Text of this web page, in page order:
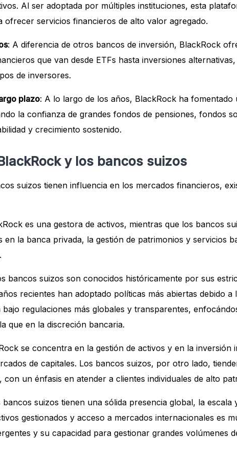
Al ser adoptada por múltiples instituciones, esta
ofrecer servicios financieros de alto valor agregado.
: A diferencia de otros bancos de inversión, BlackRock
que van desde ETFs hasta inversiones
de inversores.
plazo: A lo largo de los años, BlackRock ha fomentado
la confianza de grandes fondos de pensiones, fondos
y crecimiento sostenido.
y los bancos suizos
suizos tienen influencia en los mercados financieros,
es una gestora de activos, mientras que los bancos
en la banca privada, la gestión de patrimonios y servicios
bancos suizos son conocidos históricamente por sus
recientes han adoptado políticas más abiertas debido a
regulaciones más globales y transparentes,
que en la discreción bancaria.
se concentra en la gestión de activos y en la inversión
de capitales. Los bancos suizos, por otro lado,
un énfasis en atender a clientes individuales de alto
bancos suizos tienen una sólida presencia global, la escala
gestionados y acceso a mercados internacionales es
y su capacidad para gestionar grandes volúmenes